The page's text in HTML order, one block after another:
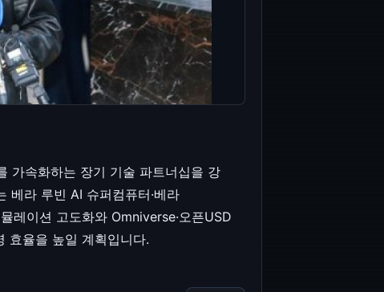
가속화하는 장기 기술 파트너십을 강
베라 루빈 AI 슈퍼컴퓨터·베라
레이션 고도화와 Omniverse·오픈USD
효율을 높일 계획입니다.